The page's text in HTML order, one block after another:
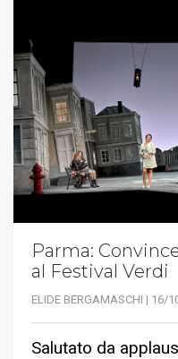
Parma:
al Festival Verdi
ELIDE BERGAMASCHI | 16/
Salutato da